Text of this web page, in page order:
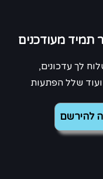
תמיד מעודכנים
לך עדכונים,
שלל הפתעות